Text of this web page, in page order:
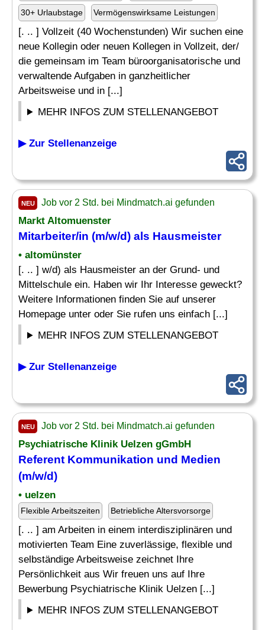
30+ Urlaubstage Vermögenswirksame Leistungen
[. .. ] Vollzeit (40 Wochenstunden) Wir suchen eine
neue Kollegin oder neuen Kollegen in Vollzeit, der/
die gemeinsam im Team büroorganisatorische und
verwaltende Aufgaben in ganzheitlicher
Arbeitsweise und in [...]
MEHR INFOS ZUM STELLENANGEBOT
▶ Zur Stellenanzeige
NEU Job vor 2 Std. bei Mindmatch.ai gefunden
Markt Altomuenster
Mitarbeiter/in (m/w/d) als Hausmeister
• altomünster
[. .. ] w/d) als Hausmeister an der Grund- und
Mittelschule ein. Haben wir Ihr Interesse geweckt?
Weitere Informationen finden Sie auf unserer
Homepage unter oder Sie rufen uns einfach [...]
MEHR INFOS ZUM STELLENANGEBOT
▶ Zur Stellenanzeige
NEU Job vor 2 Std. bei Mindmatch.ai gefunden
Psychiatrische Klinik Uelzen gGmbH
Referent Kommunikation und Medien
(m/w/d)
• uelzen
Flexible Arbeitszeiten Betriebliche Altersvorsorge
[. .. ] am Arbeiten in einem interdisziplinären und
motivierten Team Eine zuverlässige, flexible und
selbständige Arbeitsweise zeichnet Ihre
Persönlichkeit aus Wir freuen uns auf Ihre
Bewerbung Psychiatrische Klinik Uelzen [...]
MEHR INFOS ZUM STELLENANGEBOT